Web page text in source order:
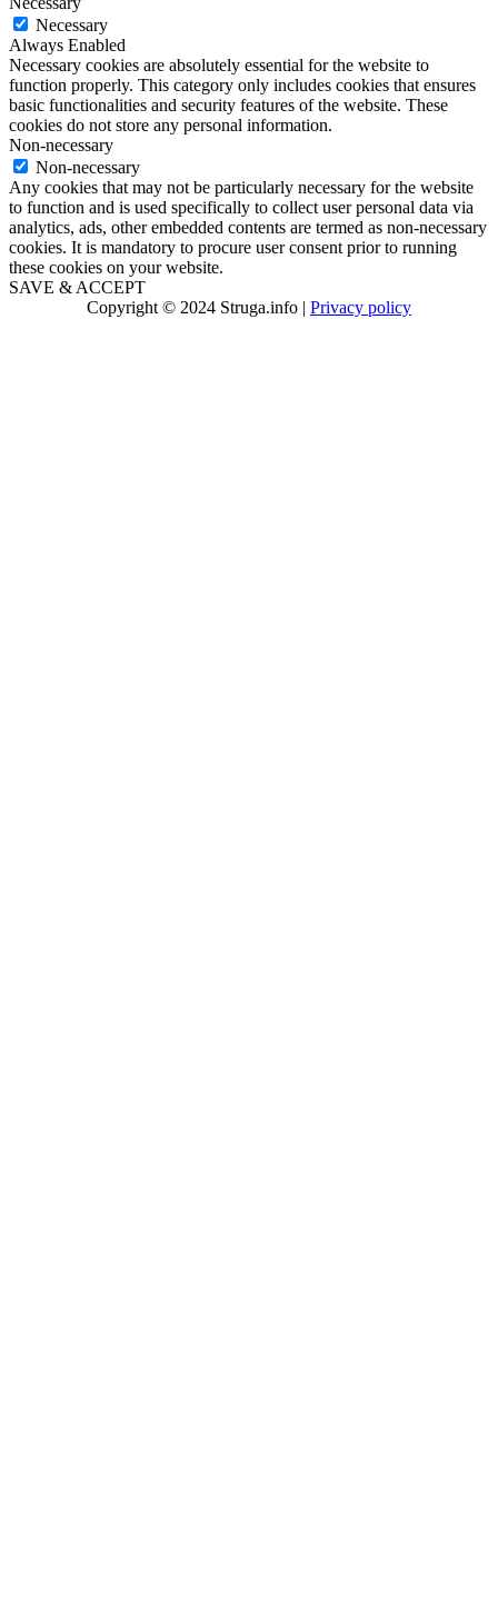
Necessary
Always Enabled
Necessary cookies are absolutely essential for the website to
function properly. This category only includes cookies that ensures
basic functionalities and security features of the website. These
cookies do not store any personal information.
Non-necessary
Non-necessary
Any cookies that may not be particularly necessary for the website
to function and is used specifically to collect user personal data via
analytics, ads, other embedded contents are termed as non-necessary
cookies. It is mandatory to procure user consent prior to running
these cookies on your website.
SAVE & ACCEPT
Copyright © 2024 Struga.info | Privacy policy